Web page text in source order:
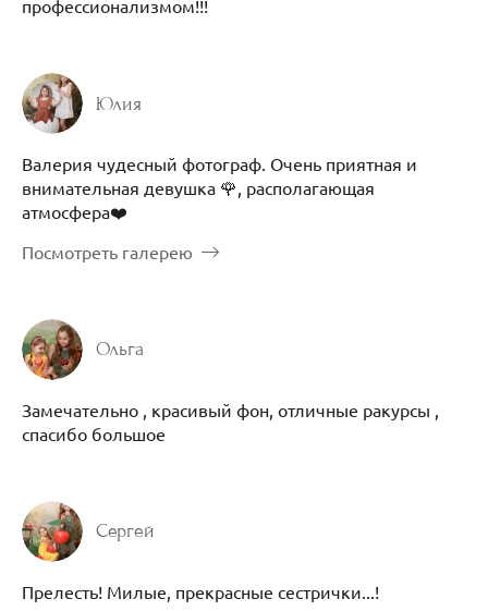
профессионализмом!!!
Юлия
Валерия чудесный фотограф. Очень приятная и
внимательная девушка 🌹, располагающая
атмосфера❤️
Посмотреть галерею
Ольга
Замечательно , красивый фон, отличные ракурсы ,
спасибо большое
Сергей
Прелесть! Милые, прекрасные сестрички...!